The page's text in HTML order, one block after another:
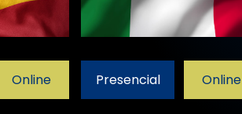
Online Presencial Online